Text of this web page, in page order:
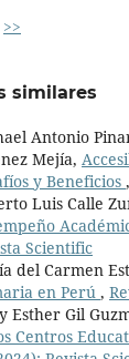
>>
similares
Antonio
Mejía,
y Beneficios ,
Luis Calle
Scientific
del Carmen
en Perú ,
Esther Gil
Centros